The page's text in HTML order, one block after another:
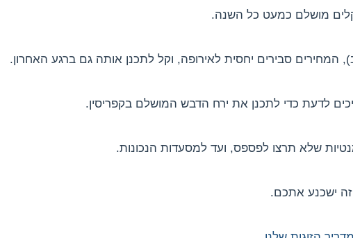
מושלם כמעט כל השנה.
לדעת כדי לתכנן את ירח הדבש המושלם בקפריסין.
שלא תרצו לפספס, ועד למסעדות הנכונות.
ישכנע אתכם.